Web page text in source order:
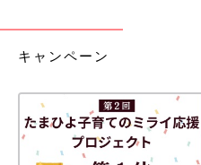
――ソトス症候群と診断された
たようです。生後2カ月ころに
会で見せて相談してくれたん
ス症候群ではないか？」と指摘
ス症候群の検査を行うことにな
キャンペーン